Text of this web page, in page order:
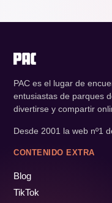
PAC es el lugar de
entusiastas de parques
divertirse y compartir
Desde 2001 la web nº1
CONTENIDO EXTRA
Blog
TikTok